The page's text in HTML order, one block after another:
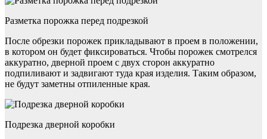
Разметка порожка перед подрезкой
После обрезки порожек прикладывают в проем в положении,
в котором он будет фиксироваться. Чтобы порожек смотрелся
аккуратно, дверной проем с двух сторон аккуратно
подпиливают и задвигают туда края изделия. Таким образом,
не будут заметны отпиленные края.
Подрезка дверной коробки